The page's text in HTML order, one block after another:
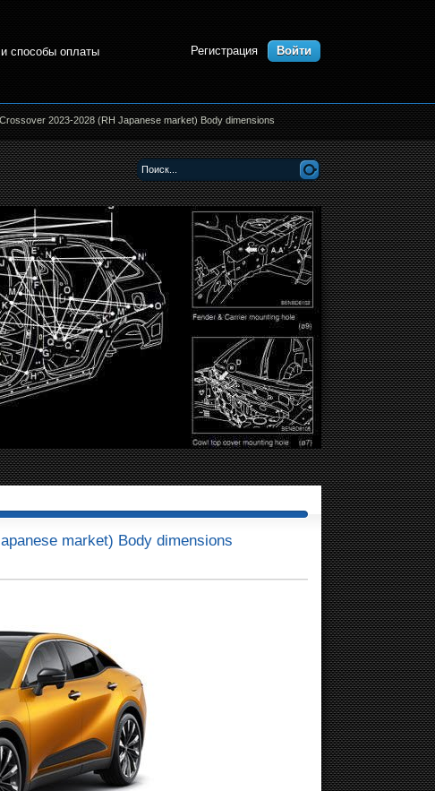
способы оплаты Регистрация Войти
2023-2028 (RH Japanese market) Body dimensions
market) Body dimensions